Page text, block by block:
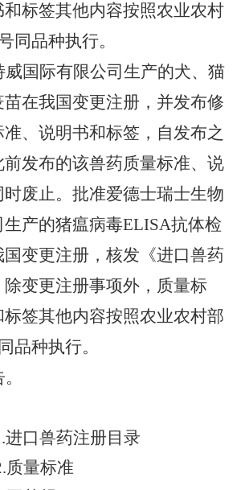
标签其他内容按照农业农村
同品种执行。
威国际有限公司 生产的犬、猫
苗在我国变更注册，并发布修
、说明书和标签 ， 自发布之
前发布的该兽药质量标准、 说
时废止。批准爱德士瑞士生物
产的猪瘟病毒ELISA抗体检
国变更注册，核发《进口兽药
变更注册事项外，质量标
签其他内容按照农业农村部
品种执行。
进口兽药注册目录
质量标准